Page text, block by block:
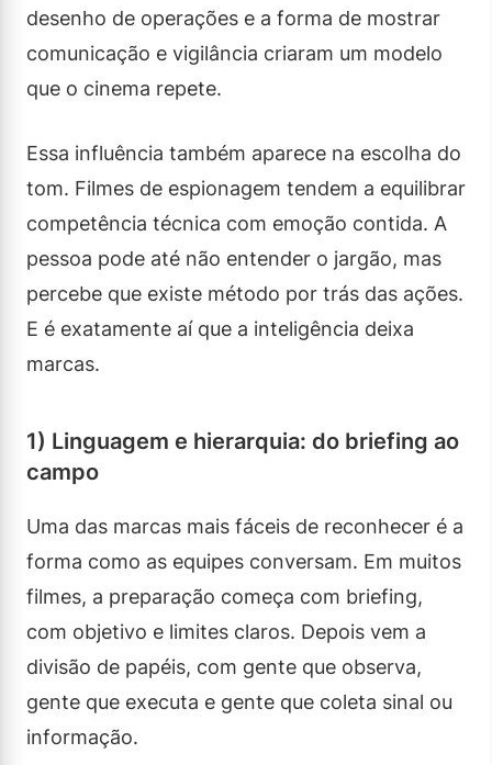
desenho de operações e a forma de mostrar
comunicação e vigilância criaram um modelo
que o cinema repete.
Essa influência também aparece na escolha do
tom. Filmes de espionagem tendem a equilibrar
competência técnica com emoção contida. A
pessoa pode até não entender o jargão, mas
percebe que existe método por trás das ações.
E é exatamente aí que a inteligência deixa
marcas.
1) Linguagem e hierarquia: do briefing ao
campo
Uma das marcas mais fáceis de reconhecer é a
forma como as equipes conversam. Em muitos
filmes, a preparação começa com briefing,
com objetivo e limites claros. Depois vem a
divisão de papéis, com gente que observa,
gente que executa e gente que coleta sinal ou
informação.